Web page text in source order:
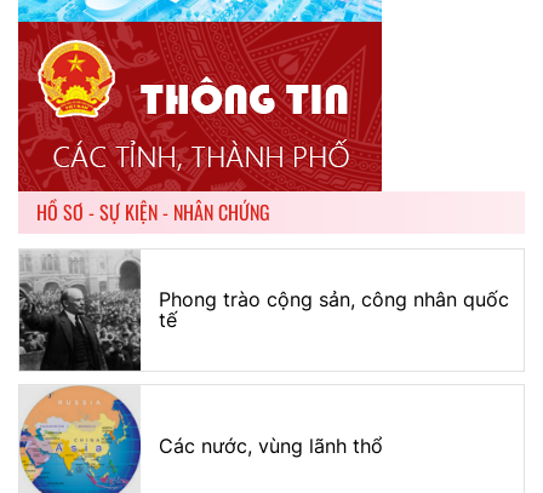
HỒ SƠ - SỰ KIỆN - NHÂN CHỨNG
Phong trào cộng sản, công nhân quốc
tế
Các nước, vùng lãnh thổ